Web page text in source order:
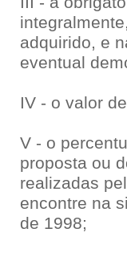
adquirido, e
eventual
IV - o valor
V - o
proposta ou
realizadas
encontre na
de 1998;